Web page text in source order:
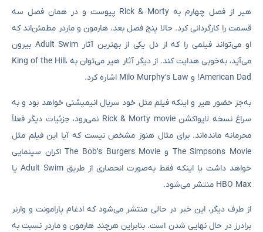
هیر از فصل چهارم به Rick & Morty پیوست و در همان فصل سه
قسمت را کارگردانی کرد. حالا پنج فصل بعد، هارمون و ماردر مطمئن‌اند که
او می‌تواند فیلمی را که از دل یکی از بهترین آثار Adult Swim بیرون
می‌آید، به‌خوبی هدایت کند. از دیگر آثار هیر می‌توان به King of the Hill،
American Dad! و Milo Murphy’s Law اشاره کرد.
به‌جز حضور هیر و اینکه فیلم مثل خود سریال انیمیشنی خواهد بود و به
سراغ نسخه لایواکشن Rick & Morty movie نمی‌رود، جزئیات دیگر فعلاً
محرمانه مانده‌اند. برای مثال هنوز مشخص نیست که آیا این فیلم مثل
The Simpsons Movie و The Bob’s Burgers Movie اکران سینمایی
خواهد داشت یا اینکه فقط به‌صورت انحصاری از طریق Adult Swim یا
HBO Max منتشر می‌شود.
از طرف دیگر، این خبر در حالی منتشر می‌شود که ادغام پارامونت و وارنر
برادرز در حال نهایی شدن است. بنابراین هرچند هارمون و ماردر نسبت به